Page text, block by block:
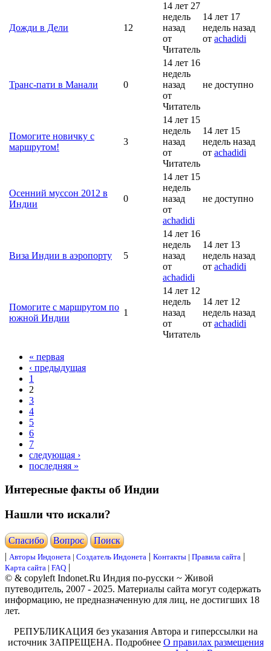
Дожди в Дели 12
14 лет 27
недель
назад
от
Читатель
14 лет 17
недель назад
от achadidi
Транс-пати в Манали 0
14 лет 16
недель
назад
от
Читатель
не доступно
Помогите новичку с
маршрутом!
3
14 лет 15
недель
назад
от
Читатель
14 лет 15
недель назад
от achadidi
Осенний муссон 2012 в
Индии
0
14 лет 15
недель
назад
от
achadidi
не доступно
Виза Индии в аэропорту 5
14 лет 16
недель
назад
от
achadidi
14 лет 13
недель назад
от achadidi
Помогите с маршрутом по
южной Индии
1
14 лет 12
недель
назад
от
Читатель
14 лет 12
недель назад
от achadidi
« первая
‹ предыдущая
1
2
3
4
5
6
7
следующая ›
последняя »
Интересные факты об Индии
Нашли что искали?
Cпасибо Вопрос
Поиск
| Авторы Индонета | Создатель Индонета | Контакты | Правила сайта |
Карта сайта | FAQ |
© & copyleft Indonet.Ru Индия по-русски ~ Живой
путеводитель, 2007 - 2025. Материалы сайта могут содержать
информацию, не предназначенную для лиц, не достигших 18
лет.
РЕПУБЛИКАЦИЯ без указания Автора и гиперссылки на
источник ЗАПРЕЩЕНА. Подробнее О правилах размещения